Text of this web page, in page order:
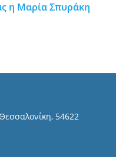
η Μαρία Σπυράκη
54622